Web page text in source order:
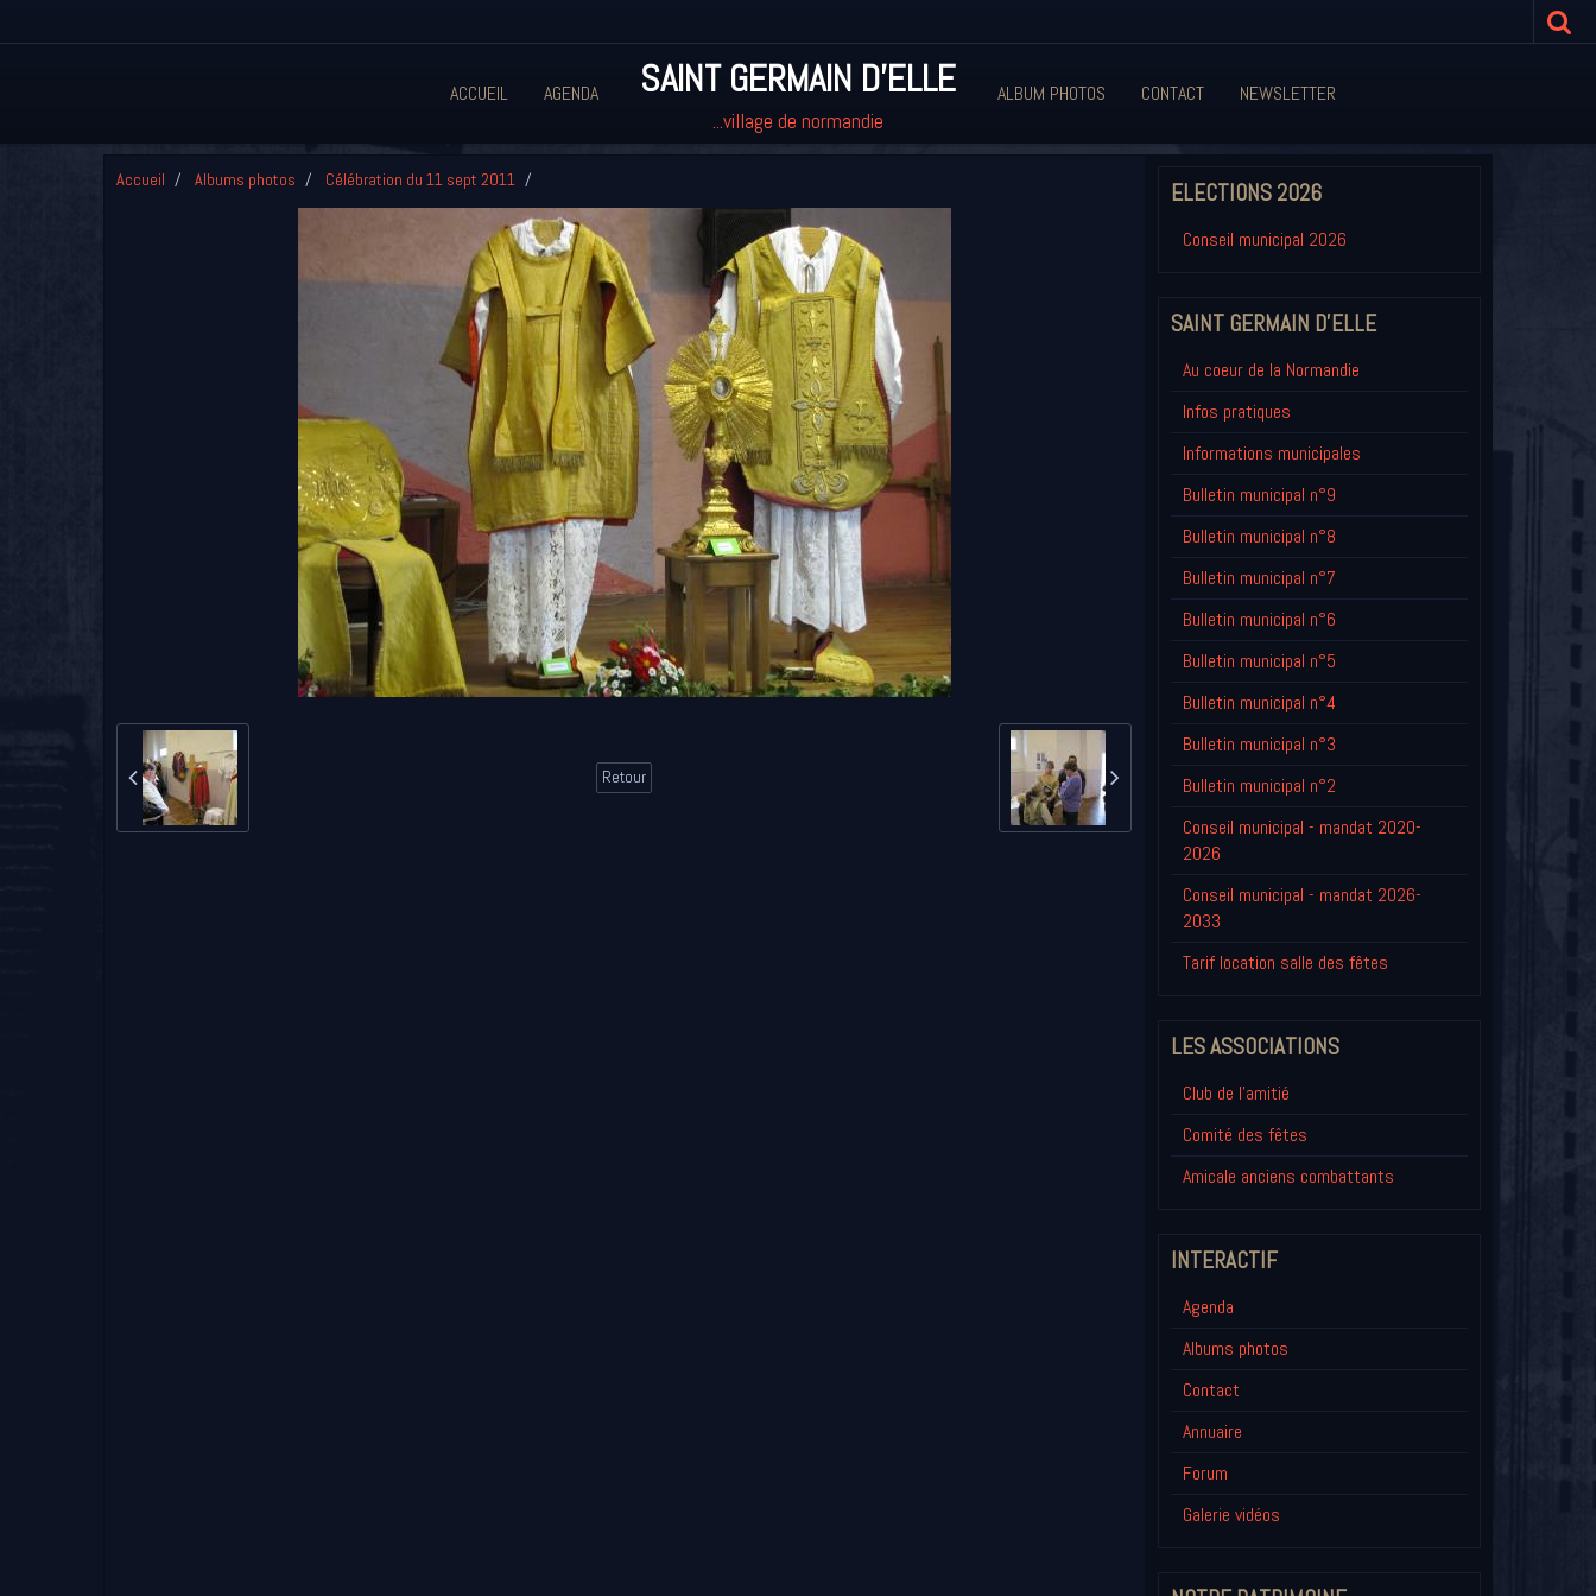
ACCUEIL AGENDA SAINT GERMAIN D'ELLE
...village de normandie
ALBUM PHOTOS CONTACT NEWSLETTER
Accueil Albums photos Célébration du 11 sept 2011
Retour
ELECTIONS 2026
Conseil municipal 2026
SAINT GERMAIN D'ELLE
Au coeur de la Normandie
Infos pratiques
Informations municipales
Bulletin municipal n°9
Bulletin municipal n°8
Bulletin municipal n°7
Bulletin municipal n°6
Bulletin municipal n°5
Bulletin municipal n°4
Bulletin municipal n°3
Bulletin municipal n°2
Conseil municipal - mandat 2020-
2026
Conseil municipal - mandat 2026-
2033
Tarif location salle des fêtes
LES ASSOCIATIONS
Club de l'amitié
Comité des fêtes
Amicale anciens combattants
INTERACTIF
Agenda
Albums photos
Contact
Annuaire
Forum
Galerie vidéos